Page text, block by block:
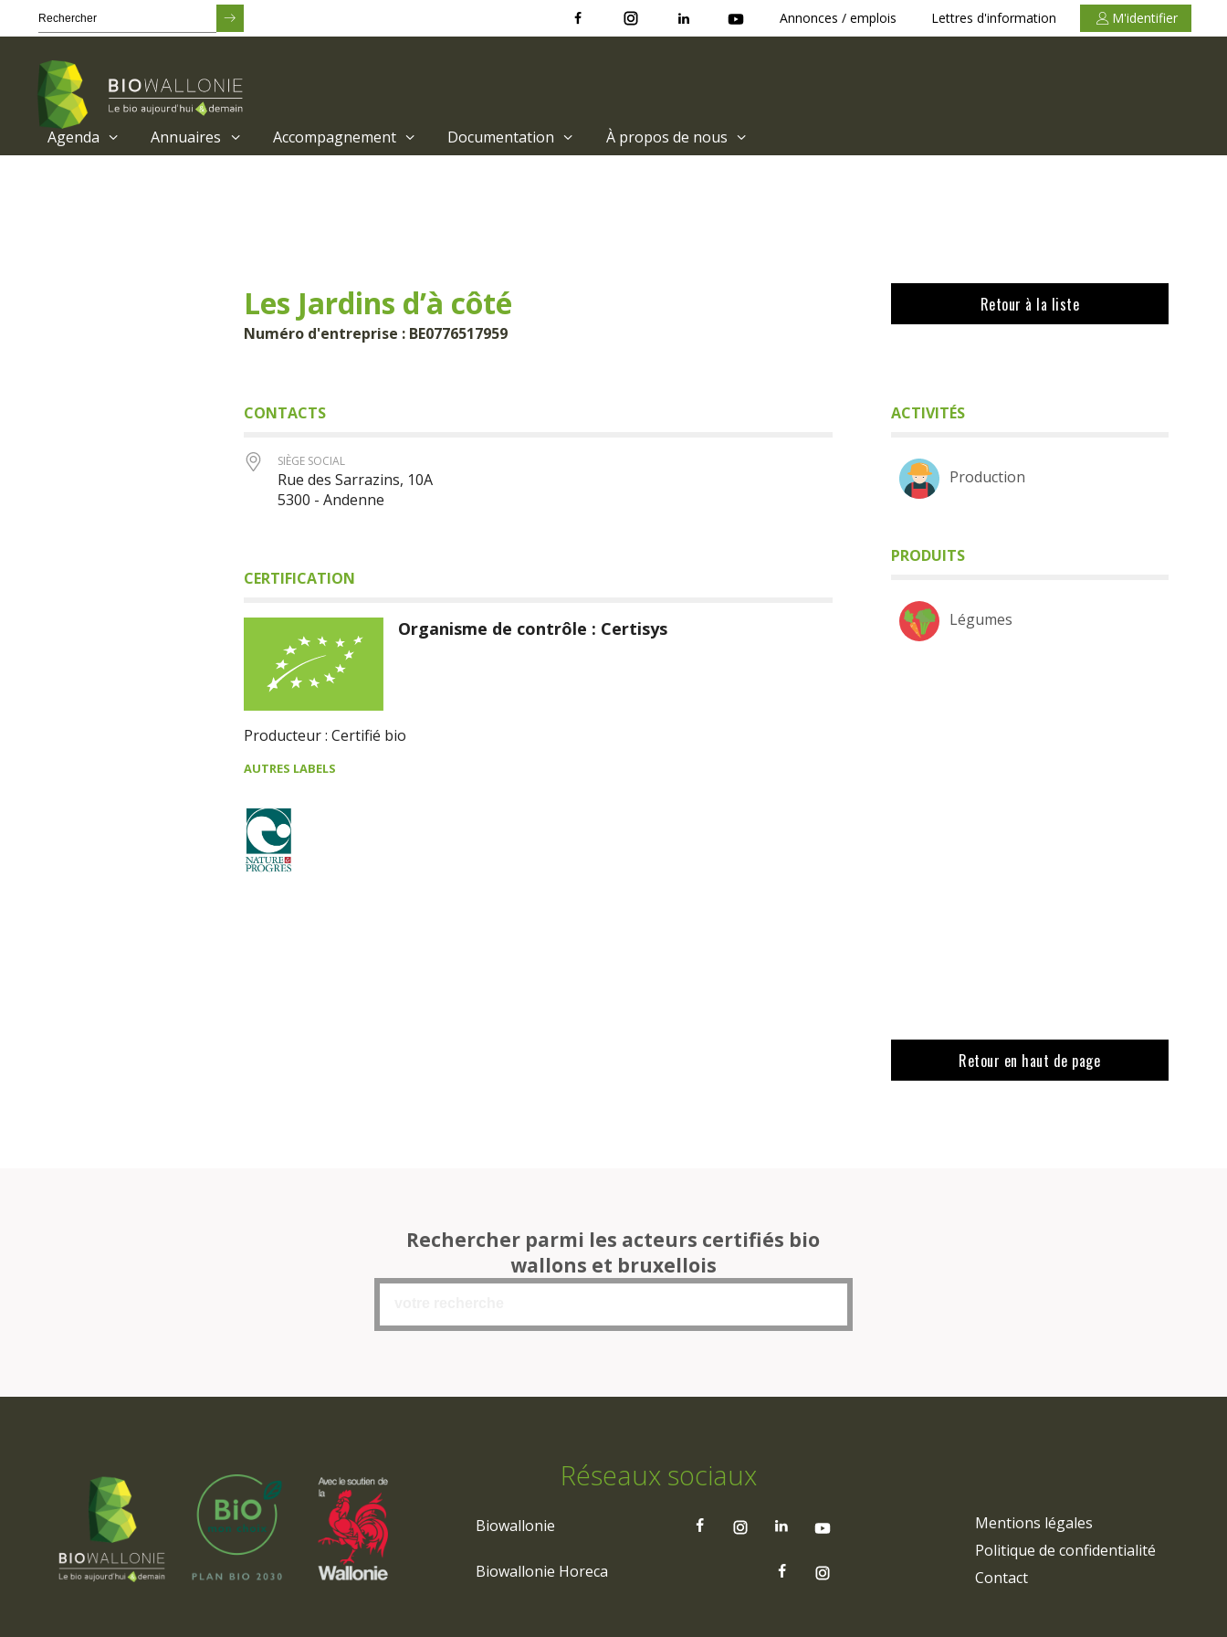
Annonces / emplois Lettres d'information M'identifier
Agenda Annuaires Accompagnement Documentation À propos de nous
Les Jardins d’à côté
Numéro d'entreprise : BE0776517959
CONTACTS
SIÈGE SOCIAL
Rue des Sarrazins, 10A
5300 - Andenne
CERTIFICATION
Organisme de contrôle : Certisys
Producteur : Certifié bio
AUTRES LABELS
Retour à la liste
ACTIVITÉS
Production
PRODUITS
Légumes
Retour en haut de page
Rechercher parmi les acteurs certifiés bio
wallons et bruxellois
Réseaux sociaux
Biowallonie
Biowallonie Horeca
Mentions légales
Politique de confidentialité
Contact